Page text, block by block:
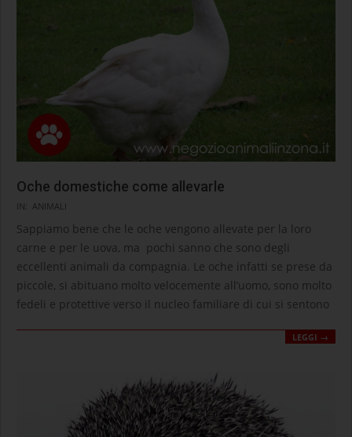
Oche domestiche come allevarle
2020-
09-
10
IN: ANIMALI
Sappiamo bene che le oche vengono allevate per la loro
carne e per le uova, ma pochi sanno che sono degli
eccellenti animali da compagnia. Le oche infatti se prese da
piccole, si abituano molto velocemente all’uomo, sono molto
fedeli e protettive verso il nucleo familiare di cui si sentono
LEGGI →